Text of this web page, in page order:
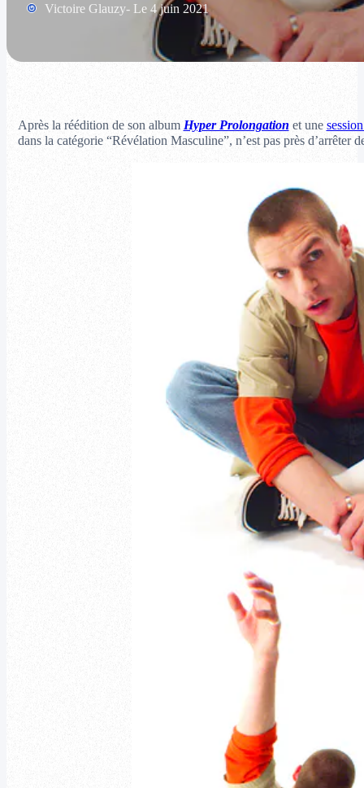
Victoire Glauzy- Le 4 juin 2021
Après la réédition de son album Hyper Prolongation et une
dans la catégorie “Révélation Masculine”, n’est pas près d’arrêter